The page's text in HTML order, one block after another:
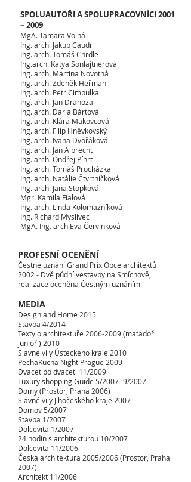
SPOLUAUTOŘI A SPOLUPRACOVNÍCI 2001
– 2009
MgA. Tamara Volná
Ing. arch. Jakub Caudr
Ing. arch. Tomáš Chrdle
Ing.arch. Katya Sonlajtnerová
Ing. arch. Martina Novotná
Ing. arch. Zdeněk Heřman
Ing. arch. Petr Cimbulka
Ing. arch. Jan Drahozal
Ing. arch. Daria Bártová
Ing. arch. Klára Makovcová
Ing. arch. Filip Hněvkovský
Ing. arch. Ivana Dvořáková
Ing. arch. Jan Albrecht
Ing. arch. Ondřej Píhrt
Ing. arch. Tomáš Procházka
Ing. arch. Natálie Čtvrtníčková
Ing. arch. Jana Stopková
Mgr. Kamila Fialová
Ing. arch. Linda Kolomazníková
Ing. Richard Myslivec
MgA. Ing. arch Eva Červinková
PROFESNÍ OCENĚNÍ
Čestné uznání Grand Prix Obce architektů
2002 - Dvě půdní vestavby na Smíchově,
realizace oceněna Čestným uznáním
MEDIA
Design and Home 2015
Stavba 4/2014
Texty o architektuře 2006-2009(matadoři
junioři) 2010
Slavné vily Ústeckého kraje 2010
PechaKucha Night Prague 2009
Dvacet po dvaceti 11/2009
Luxury shopping Guide 5/2007- 9/2007
Domy (Prostor, Praha 2006)
Slavné vily Jihočeského kraje 2007
Domov 5/2007
Stavba 1/2007
Dolcevita 1/2007
24 hodin s architekturou 10/2007
Dolcevita 11/2006
Česká architektura 2005/2006 (Prostor, Praha
2007)
Architekt 11/2006